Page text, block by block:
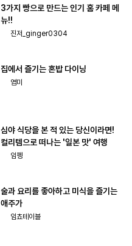
3가지 빵으로 만드는 인기 홈 카페 메
뉴!!
진저_ginger0304
집에서 즐기는 혼밥 다이닝
염미
심야 식당을 본 적 있는 당신이라면!
컬리템으로 떠나는 '일본 맛' 여행
임펭
술과 요리를 좋아하고 미식을 즐기는
애주가
임쵸테이블